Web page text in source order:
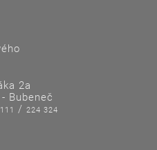
2a
Bubeneč
/224 324